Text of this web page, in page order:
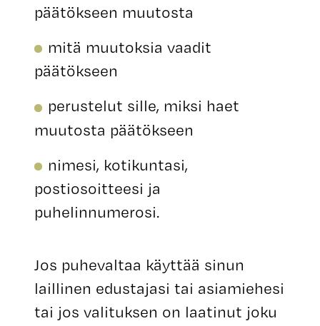
päätökseen muutosta
mitä muutoksia vaadit
päätökseen
perustelut sille, miksi haet
muutosta päätökseen
nimesi, kotikuntasi,
postiosoitteesi ja
puhelinnumerosi.
Jos puhevaltaa käyttää sinun
laillinen edustajasi tai asiamiehesi
tai jos valituksen on laatinut joku